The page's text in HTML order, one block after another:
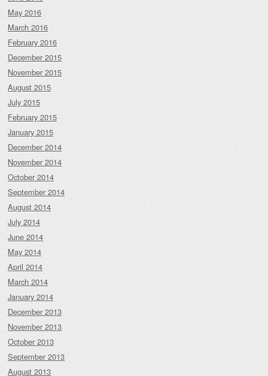
May 2016
March 2016
February 2016
December 2015
November 2015
August 2015
July 2015
February 2015
January 2015
December 2014
November 2014
October 2014
September 2014
August 2014
July 2014
June 2014
May 2014
April 2014
March 2014
January 2014
December 2013
November 2013
October 2013
September 2013
August 2013